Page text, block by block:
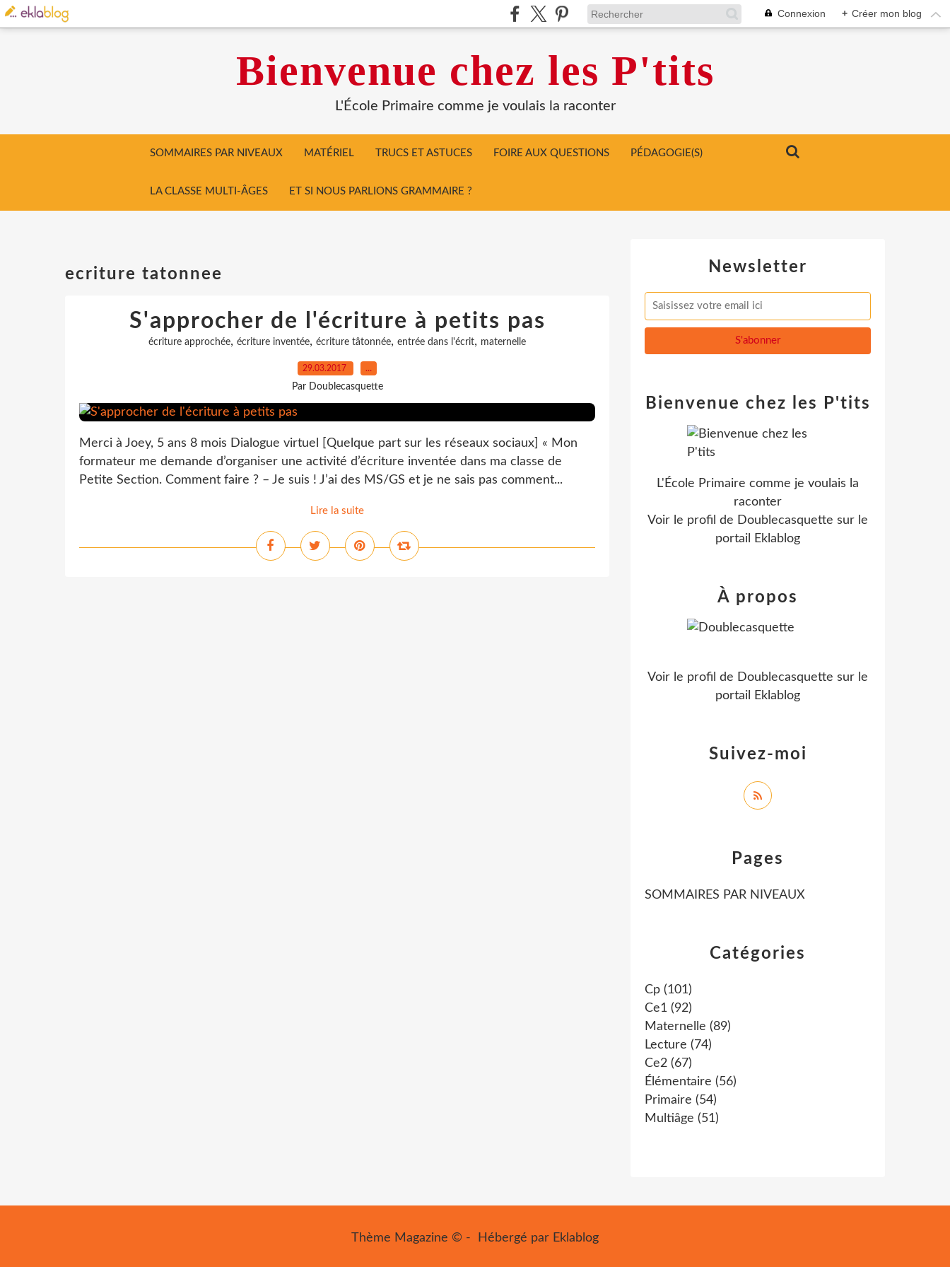
Connexion + Créer mon blog
Bienvenue chez les P'tits
L'École Primaire comme je voulais la raconter
SOMMAIRES PAR NIVEAUX MATÉRIEL TRUCS ET ASTUCES FOIRE AUX QUESTIONS PÉDAGOGIE(S)
LA CLASSE MULTI-ÂGES ET SI NOUS PARLIONS GRAMMAIRE ?
ecriture tatonnee
S'approcher de l'écriture à petits pas
écriture approchée, écriture inventée, écriture tâtonnée, entrée dans l'écrit, maternelle
29.03.2017 …
Par Doublecasquette
Merci à Joey, 5 ans 8 mois Dialogue virtuel [Quelque part sur les réseaux sociaux] « Mon
formateur me demande d’organiser une activité d’écriture inventée dans ma classe de
Petite Section. Comment faire ? – Je suis ! J’ai des MS/GS et je ne sais pas comment...
Lire la suite
Newsletter
Catégories
Cp (101)
Ce1 (92)
Maternelle (89)
Lecture (74)
Ce2 (67)
Élémentaire (56)
Primaire (54)
Multiâge (51)
Pages
SOMMAIRES PAR NIVEAUX
Bienvenue chez les P'tits
L'École Primaire comme je voulais la
raconter
Voir le profil de Doublecasquette sur le
portail Eklablog
Suivez-moi
À propos
Voir le profil de Doublecasquette sur le
portail Eklablog
Thème Magazine © - Hébergé par Eklablog